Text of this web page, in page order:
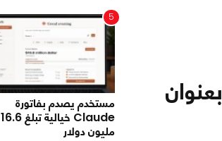
تعرف على تفاصيل الموسم الأول من Battlefield 2042 بعنوان
5
مستخدم يصدم بفاتورة
Claude خيالية تبلغ 16.6
مليون دولار